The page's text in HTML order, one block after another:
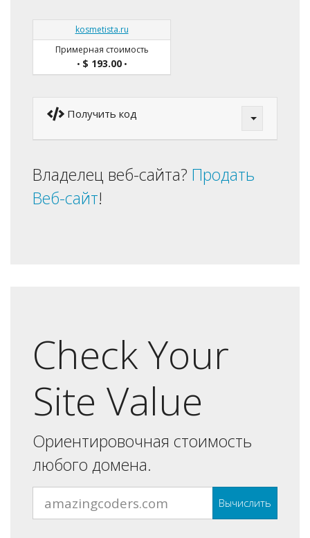
kosmetista.ru
Примерная стоимость
• $ 193.00•
Получить код
Владелец веб-сайта? Продать
Веб-сайт!
Check Your
Site Value
Ориентировочная стоимость
любого домена.
Вычислить